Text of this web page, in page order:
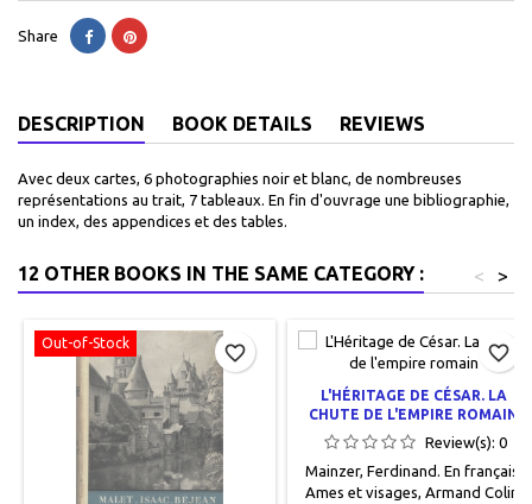
Share
DESCRIPTION BOOK DETAILS REVIEWS
Avec deux cartes, 6 photographies noir et blanc, de nombreuses
représentations au trait, 7 tableaux. En fin d'ouvrage une bibliographie,
un index, des appendices et des tables.
12 OTHER BOOKS IN THE SAME CATEGORY : >
<
Out-of-Stock favorite_border
L'HÉRITAGE DE CÉSAR. LA
CHUTE DE L'EMPIRE ROMAIN
Review(s): 0
Mainzer, Ferdinand. En français,
Ames et visages, Armand Colin,
favorite_border